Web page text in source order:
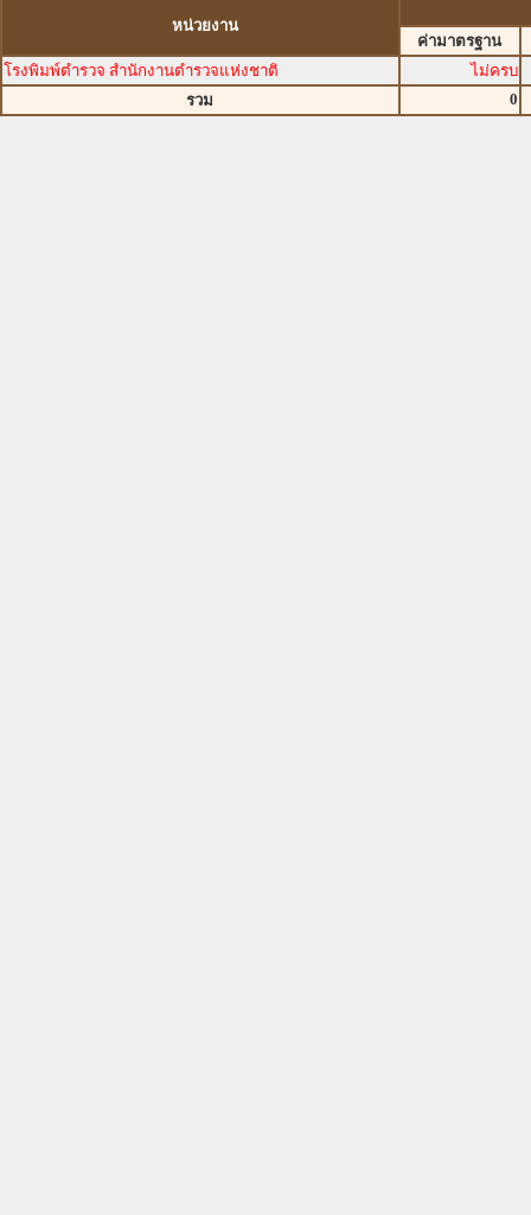
หน่วยงาน
ค่ามาตรฐาน
โรงพิมพ์ตำรวจ สำนักงานตำรวจแห่งชาติ
ไม่ครบ
รวม
0